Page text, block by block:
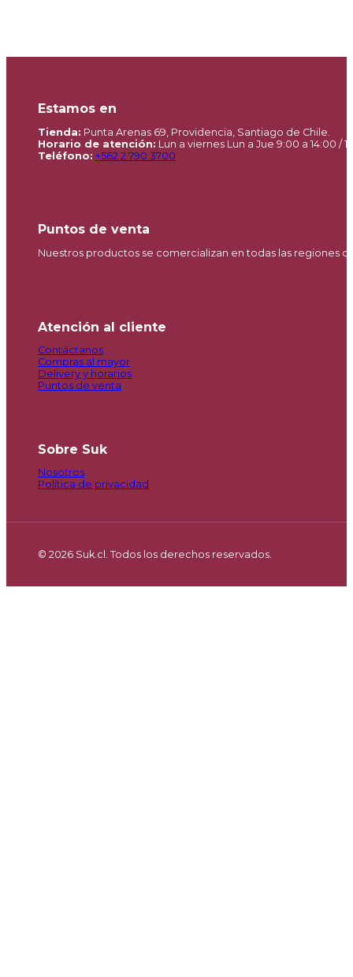
Estamos en
Tienda: Punta Arenas 69, Providencia, Santiago de Chile.
Horario de atención: Lun a viernes Lun a Jue 9:00 a 14:00 /
Teléfono: +562 2 790 3700
Puntos de venta
Nuestros productos se comercializan en todas las regiones
Atención al cliente
Contáctanos
Compras al mayor
Delivery y horarios
Puntos de venta
Sobre Suk
Nosotros
Política de privacidad
© 2026 Suk.cl. Todos los derechos reservados.